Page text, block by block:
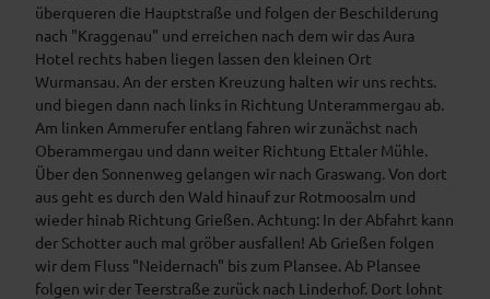
überqueren die Hauptstraße und folgen der Beschilderung
nach "Kraggenau" und erreichen nach dem wir das Aura
Hotel rechts haben liegen lassen den kleinen Ort
Wurmansau. An der ersten Kreuzung halten wir uns rechts.
und biegen dann nach links in Richtung Unterammergau ab.
Am linken Ammerufer entlang fahren wir zunächst nach
Oberammergau und dann weiter Richtung Ettaler Mühle.
Über den Sonnenweg gelangen wir nach Graswang. Von dort
aus geht es durch den Wald hinauf zur Rotmoosalm und
wieder hinab Richtung Grießen. Achtung: In der Abfahrt kann
der Schotter auch mal gröber ausfallen! Ab Grießen folgen
wir dem Fluss "Neidernach" bis zum Plansee. Ab Plansee
folgen wir der Teerstraße zurück nach Linderhof. Dort lohnt